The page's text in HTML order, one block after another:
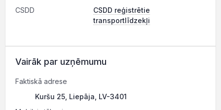
CSDD
CSDD reģistrētie
transportlīdzekļi
Vairāk par uzņēmumu
Faktiskā adrese
Kuršu 25, Liepāja, LV-3401